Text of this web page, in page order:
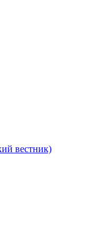
вестник)